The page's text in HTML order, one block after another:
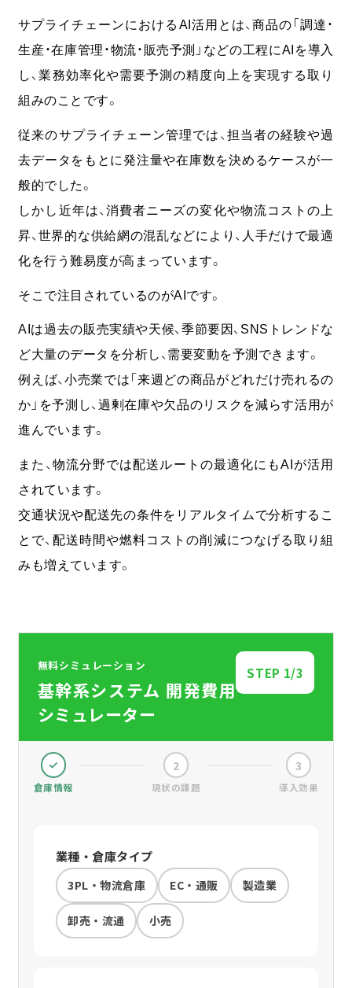
サプライチェーンにおけるAI活用とは、商品の「調達・
生産・在庫管理・物流・販売予測」などの工程にAIを導入
し、業務効率化や需要予測の精度向上を実現する取り
組みのことです。
従来のサプライチェーン管理では、担当者の経験や過
去データをもとに発注量や在庫数を決めるケースが一
般的でした。
しかし近年は、消費者ニーズの変化や物流コストの上
昇、世界的な供給網の混乱などにより、人手だけで最適
化を行う難易度が高まっています。
そこで注目されているのがAIです。
AIは過去の販売実績や天候、季節要因、SNSトレンドな
ど大量のデータを分析し、需要変動を予測できます。
例えば、小売業では「来週どの商品がどれだけ売れるの
か」を予測し、過剰在庫や欠品のリスクを減らす活用が
進んでいます。
また、物流分野では配送ルートの最適化にもAIが活用
されています。
交通状況や配送先の条件をリアルタイムで分析するこ
とで、配送時間や燃料コストの削減につなげる取り組
みも増えています。
無料シミュレーション
基幹系システム 開発費用
シミュレーター
STEP 1/3
倉庫情報
2
現状の課題
3
導入効果
業種・倉庫タイプ
3PL・物流倉庫 EC・通販 製造業
卸売・流通 小売